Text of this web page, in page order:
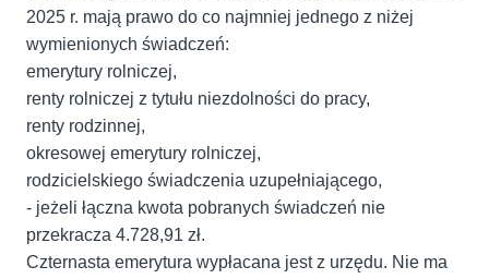
2025 r. mają prawo do co najmniej jednego z niżej
wymienionych świadczeń:
emerytury rolniczej,
renty rolniczej z tytułu niezdolności do pracy,
renty rodzinnej,
okresowej emerytury rolniczej,
rodzicielskiego świadczenia uzupełniającego,
- jeżeli łączna kwota pobranych świadczeń nie
przekracza 4.728,91 zł.
Czternasta emerytura wypłacana jest z urzędu. Nie ma